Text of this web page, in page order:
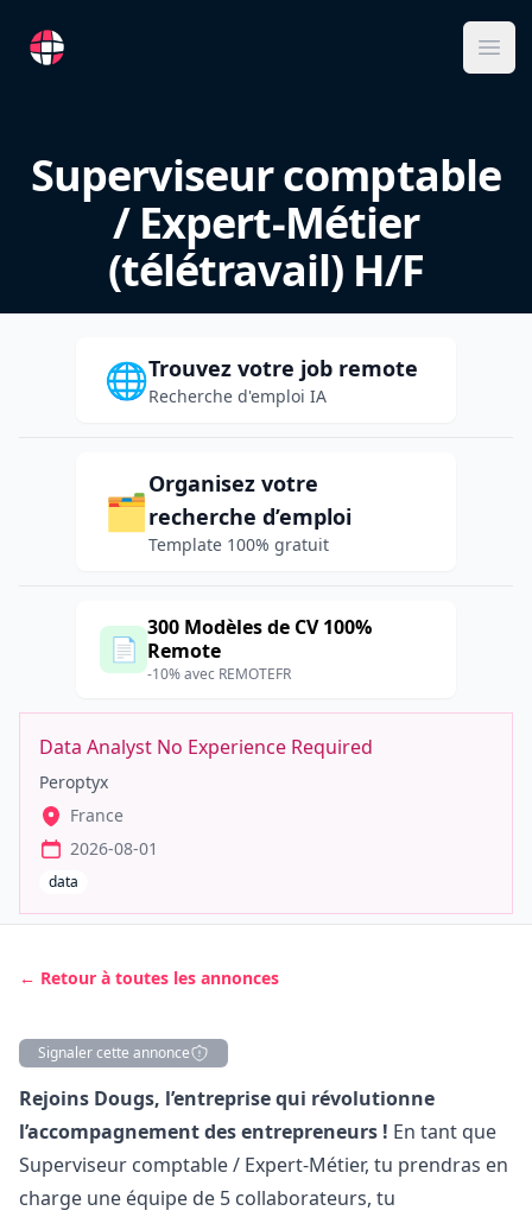
RemoteFR
Superviseur comptable
/ Expert-Métier
(télétravail) H/F
🌐Trouvez votre job remote
Recherche d'emploi IA
🗂️
Organisez votre
recherche d’emploi
Template 100% gratuit
📄
300 Modèles de CV 100%
Remote
-10% avec REMOTEFR
Data Analyst No Experience Required
Peroptyx
France
2026-08-01
data
← Retour à toutes les annonces
Signaler cette annonce
Description
Rejoins Dougs, l’entreprise qui révolutionne
l’accompagnement des entrepreneurs ! En tant que
Superviseur comptable / Expert-Métier, tu prendras en
charge une équipe de 5 collaborateurs, tu